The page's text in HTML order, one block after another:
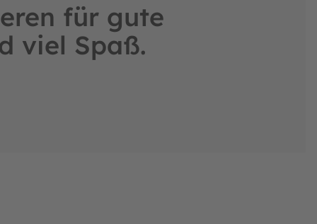
für gute
viel Spaß.